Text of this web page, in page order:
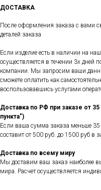
ДОСТАВКА
После оформления заказа с вами
деталей заказа
Если изделие есть в наличии на
осуществляется в течении 3х дней
компании. Мы запросим ваши
сможете оплатить как
воспользовавшись услугами
Доставка по РФ при заказе от
пункта")
Если ваша сумма заказа меньше 35
составит от 500 руб. до 1500 руб в
Доставка по всему миру
Мы доставим ваш заказ наиболее
мира. Расчет осуществляется